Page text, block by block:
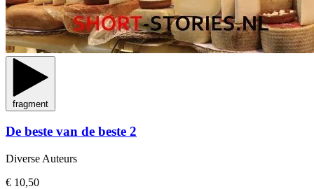
fragment
De beste van de beste 2
Diverse Auteurs
€ 10,50